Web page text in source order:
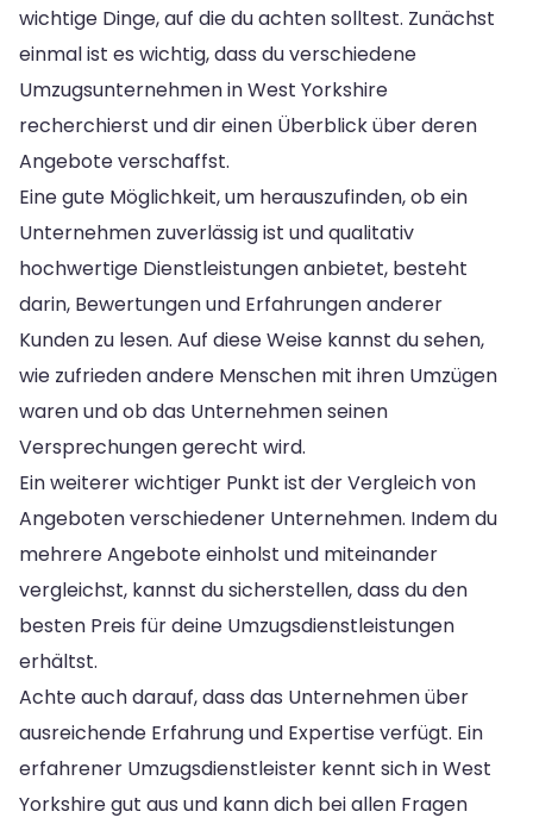
wichtige Dinge, auf die du achten solltest. Zunächst
einmal ist es wichtig, dass du verschiedene
Umzugsunternehmen in West Yorkshire
recherchierst und dir einen Überblick über deren
Angebote verschaffst.
Eine gute Möglichkeit, um herauszufinden, ob ein
Unternehmen zuverlässig ist und qualitativ
hochwertige Dienstleistungen anbietet, besteht
darin, Bewertungen und Erfahrungen anderer
Kunden zu lesen. Auf diese Weise kannst du sehen,
wie zufrieden andere Menschen mit ihren Umzügen
waren und ob das Unternehmen seinen
Versprechungen gerecht wird.
Ein weiterer wichtiger Punkt ist der Vergleich von
Angeboten verschiedener Unternehmen. Indem du
mehrere Angebote einholst und miteinander
vergleichst, kannst du sicherstellen, dass du den
besten Preis für deine Umzugsdienstleistungen
erhältst.
Achte auch darauf, dass das Unternehmen über
ausreichende Erfahrung und Expertise verfügt. Ein
erfahrener Umzugsdienstleister kennt sich in West
Yorkshire gut aus und kann dich bei allen Fragen